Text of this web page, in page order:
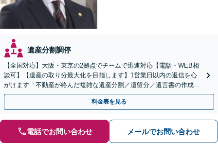
遺産分割調停
【全国対応】大阪・東京の2拠点でチームで迅速対応【電話・WEB相
談可】【遺産の取り分最大化を目指します】1営業日以内の返信を心
がけます「不動産が絡んだ複雑な遺産分割／遺留分／遺言書の作成・
執行／事業承継など、お任せください」【休日相談あり】
料金表を見る
電話でお問い合わせ メールでお問い合わせ